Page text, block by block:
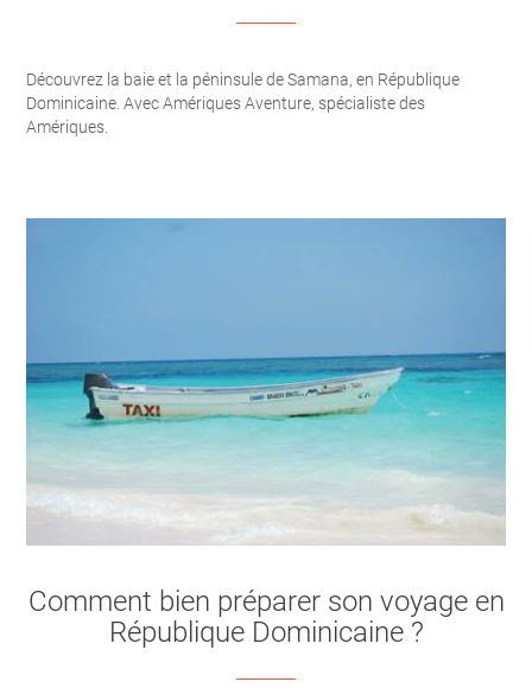
Découvrez la baie et la péninsule de Samana, en République
Dominicaine. Avec Amériques Aventure, spécialiste des
Amériques.
Comment bien préparer son voyage en
République Dominicaine ?